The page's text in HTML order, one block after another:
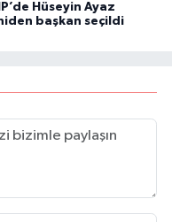
Hüseyin Ayaz
başkan seçildi